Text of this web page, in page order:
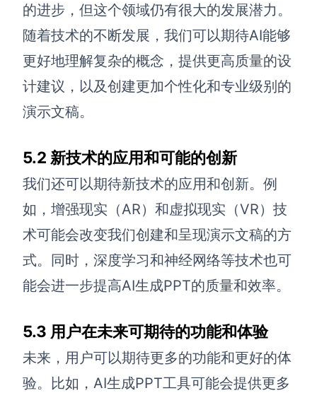
的进步，但这个领域仍有很大的发展潜力。
随着技术的不断发展，我们可以期待AI能够
更好地理解复杂的概念，提供更高质量的设
计建议，以及创建更加个性化和专业级别的
演示文稿。
5.2 新技术的应用和可能的创新
我们还可以期待新技术的应用和创新。例
如，增强现实（AR）和虚拟现实（VR）技
术可能会改变我们创建和呈现演示文稿的方
式。同时，深度学习和神经网络等技术也可
能会进一步提高AI生成PPT的质量和效率。
5.3 用户在未来可期待的功能和体验
未来，用户可以期待更多的功能和更好的体
验。比如，AI生成PPT工具可能会提供更多